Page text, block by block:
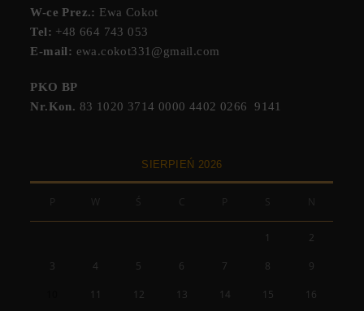
W-ce Prez.: Ewa Cokot
Tel: +48 664 743 053
E-mail: ewa.cokot331@gmail.com
PKO BP
Nr.Kon. 83 1020 3714 0000 4402 0266 9141
SIERPIEŃ 2026
W
1 2
3 4 5 6 7 8 9
11 12 13 14 15 16